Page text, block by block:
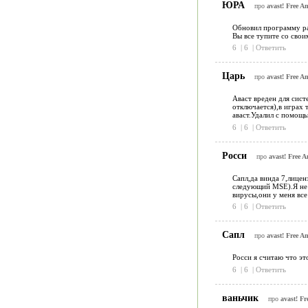
ЮРА про avast! Free
Обновил программу
Вы все тупите со
6
| 6 | Ответить
Царь про avast! Free
Аваст вреден для
отключается),в играх
аваст.Удалил с
6
| 6 | Ответить
Росси про avast! Free
Сапл,да винда
следующий MSE).Я не
вирусы,они у меня
6
| 6 | Ответить
Сапл про avast! Free
Росси я считаю что
6
| 6 | Ответить
ваньчик про avast!